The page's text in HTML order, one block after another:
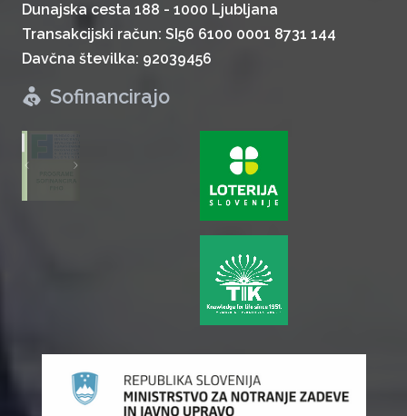
Dunajska cesta 188 - 1000 Ljubljana
Transakcijski račun: SI56 6100 0001 8731 144
Davčna številka: 92039456
Sofinancirajo